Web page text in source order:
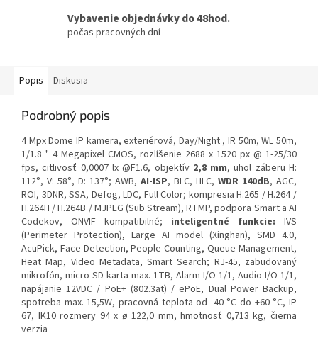
Vybavenie objednávky do 48hod.
počas pracovných dní
Popis Diskusia
Podrobný popis
4 Mpx Dome IP kamera, exteriérová, Day/Night , IR 50m, WL 50m,
1/1.8 " 4 Megapixel CMOS, rozlíšenie 2688 x 1520 px @ 1-25/30
fps, citlivosť 0,0007 lx @F1.6, objektív 2,8 mm, uhol záberu H:
112°, V: 58°, D: 137°; AWB, AI-ISP, BLC, HLC, WDR 140dB, AGC,
ROI, 3DNR, SSA, Defog, LDC, Full Color; kompresia H.265 / H.264 /
H.264H / H.264B / MJPEG (Sub Stream), RTMP, podpora Smart a AI
Codekov, ONVIF kompatibilné; inteligentné funkcie: IVS
(Perimeter Protection), Large AI model (Xinghan), SMD 4.0,
AcuPick, Face Detection, People Counting, Queue Management,
Heat Map, Video Metadata, Smart Search; RJ-45, zabudovaný
mikrofón, micro SD karta max. 1TB, Alarm I/O 1/1, Audio I/O 1/1,
napájanie 12VDC / PoE+ (802.3at) / ePoE, Dual Power Backup,
spotreba max. 15,5W, pracovná teplota od -40 °C do +60 °C, IP
67, IK10 rozmery 94 x ø 122,0 mm, hmotnosť 0,713 kg, čierna
verzia